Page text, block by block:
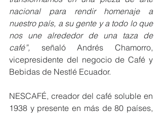
nacional para rendir homenaje a
nuestro país, a su gente y a todo lo que
nos une alrededor de una taza de
café”, señaló Andrés Chamorro,
vicepresidente del negocio de Café y
Bebidas de Nestlé Ecuador.
NESCAFÉ, creador del café soluble en
1938 y presente en más de 80 países,